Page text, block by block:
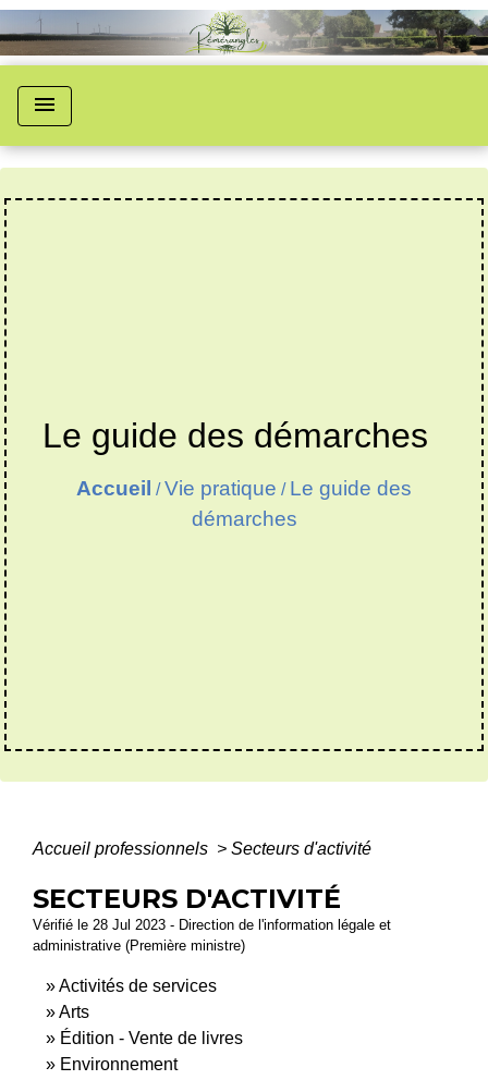
menu
Le guide des démarches
Accueil /Vie pratique / Le guide des
démarches
Accueil professionnels > Secteurs d'activité
SECTEURS D'ACTIVITÉ
Vérifié le 28 Jul 2023 - Direction de l'information légale et
administrative (Première ministre)
Activités de services
Arts
Édition - Vente de livres
Environnement